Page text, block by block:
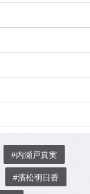
#内瀬戸真実
#濱松明日香